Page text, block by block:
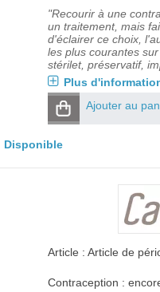
"Recourir à une
un traitement, mais
d'éclairer ce choix,
les plus courantes
stérilet, préservatif,
Plus
Ajouter au
Disponible
Article : Article de
Contraception :